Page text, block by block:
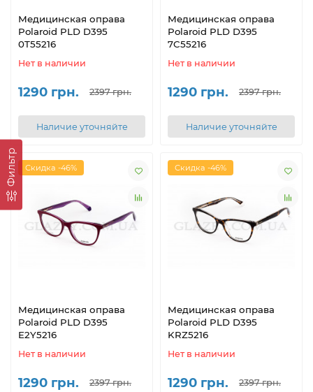
Медицинская оправа
Polaroid PLD D395
0T55216
Нет в наличии
1290 грн. 2397 грн.
Наличие уточняйте
Медицинская оправа
Polaroid PLD D395
7C55216
Нет в наличии
1290 грн. 2397 грн.
Наличие уточняйте
Скидка -46%
Медицинская оправа
Polaroid PLD D395
E2Y5216
Нет в наличии
1290 грн. 2397 грн.
Скидка -46%
Медицинская оправа
Polaroid PLD D395
KRZ5216
Нет в наличии
1290 грн. 2397 грн.
Фильтр